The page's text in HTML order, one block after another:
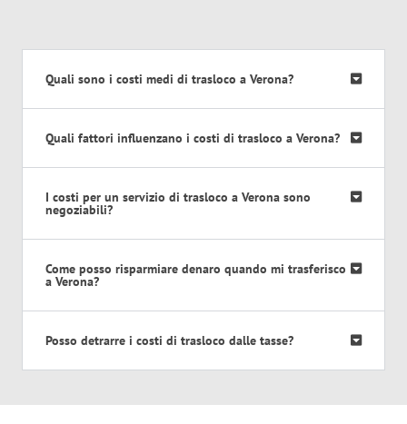
Quali sono i costi medi di trasloco a Verona?
Quali fattori influenzano i costi di trasloco a Verona?
I costi per un servizio di trasloco a Verona sono
negoziabili?
Come posso risparmiare denaro quando mi trasferisco
a Verona?
Posso detrarre i costi di trasloco dalle tasse?